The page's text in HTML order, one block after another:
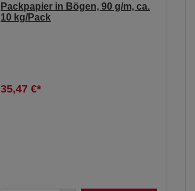
Packpapier in Bögen, 90 g/m, ca.
10 kg/Pack
35,47 €*